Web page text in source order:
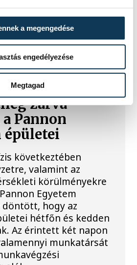
a megengedése
engedélyezése
Megtagad
CIKKEK
zárva
Pannon
épületei
következtében
valamint az
körülményekre
Egyetem
döntött, hogy az
hétfőn és kedden
Az érintett két napon
munkatársát